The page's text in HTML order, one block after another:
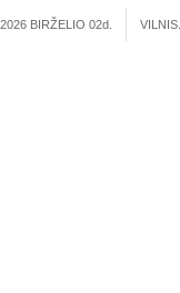
2026 BIRŽELIO 02d.